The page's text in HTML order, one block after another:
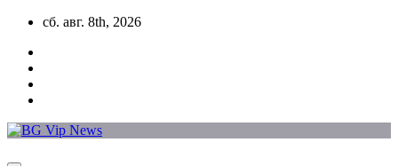
Skip
content
сб. авг. 8th, 2026